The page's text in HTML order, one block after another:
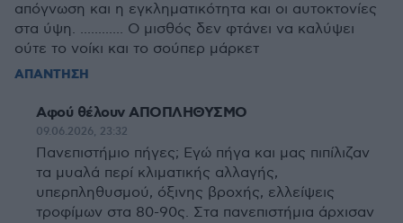
απόγνωση και η εγκληματικότητα και οι αυτοκτονίες
στα ύψη. ............ Ο μισθός δεν φτάνει να καλύψει
ούτε το νοίκι και το σούπερ μάρκετ
ΑΠΑΝΤΗΣΗ
Αφού θέλουν ΑΠΟΠΛΗΘΥΣΜΟ
09.06.2026, 23:32
Πανεπιστήμιο πήγες; Εγώ πήγα και μας πιπίλιζαν
τα μυαλά περί κλιματικής αλλαγής,
υπερπληθυσμού, όξινης βροχής, ελλείψεις
τροφίμων στα 80-90ς. Στα πανεπιστήμια άρχισαν